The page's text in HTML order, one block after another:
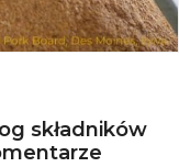
składników